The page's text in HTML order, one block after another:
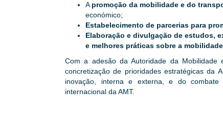
A promoção da mobilidade e do
económico;
Estabelecimento de parcerias para
Elaboração e divulgação de estudos,
e melhores práticas sobre a
Com a adesão da Autoridade da
concretização de prioridades estratégicas da
inovação, interna e externa, e do
internacional da AMT.